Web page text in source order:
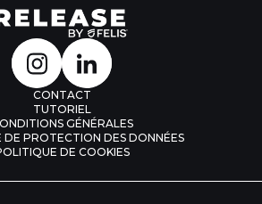
CONTACT
TUTORIEL
GÉNÉRALES
DE PROTECTION DES DONNÉES
DE COOKIES